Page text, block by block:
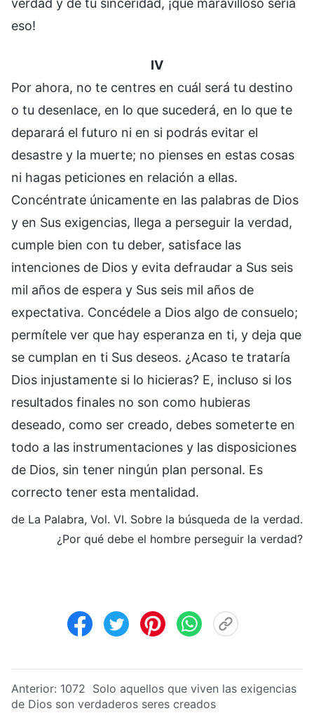
eso!
IV
Por ahora, no te centres en cuál será tu destino
o tu desenlace, en lo que sucederá, en lo que te
deparará el futuro ni en si podrás evitar el
desastre y la muerte; no pienses en estas cosas
ni hagas peticiones en relación a ellas.
Concéntrate únicamente en las palabras de Dios
y en Sus exigencias, llega a perseguir la verdad,
cumple bien con tu deber, satisface las
intenciones de Dios y evita defraudar a Sus seis
mil años de espera y Sus seis mil años de
expectativa. Concédele a Dios algo de consuelo;
permítele ver que hay esperanza en ti, y deja que
se cumplan en ti Sus deseos. ¿Acaso te trataría
Dios injustamente si lo hicieras? E, incluso si los
resultados finales no son como hubieras
deseado, como ser creado, debes someterte en
todo a las instrumentaciones y las disposiciones
de Dios, sin tener ningún plan personal. Es
correcto tener esta mentalidad.
de La Palabra, Vol. VI. Sobre la búsqueda de la verdad.
¿Por qué debe el hombre perseguir la verdad?
Anterior: 1072 Solo aquellos que viven las exigencias
de Dios son verdaderos seres creados